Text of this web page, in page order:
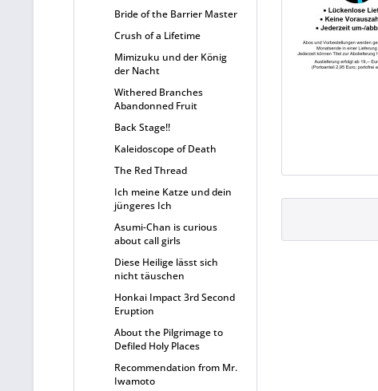
Bride of the Barrier Master
Crush of a Lifetime
Mimizuku und der König
der Nacht
Withered Branches
Abandonned Fruit
Back Stage!!
Kaleidoscope of Death
The Red Thread
Ich meine Katze und dein
jüngeres Ich
Asumi-Chan is curious
about call girls
Diese Heilige lässt sich
nicht täuschen
Honkai Impact 3rd Second
Eruption
About the Pilgrimage to
Defiled Holy Places
Recommendation from Mr.
Iwamoto